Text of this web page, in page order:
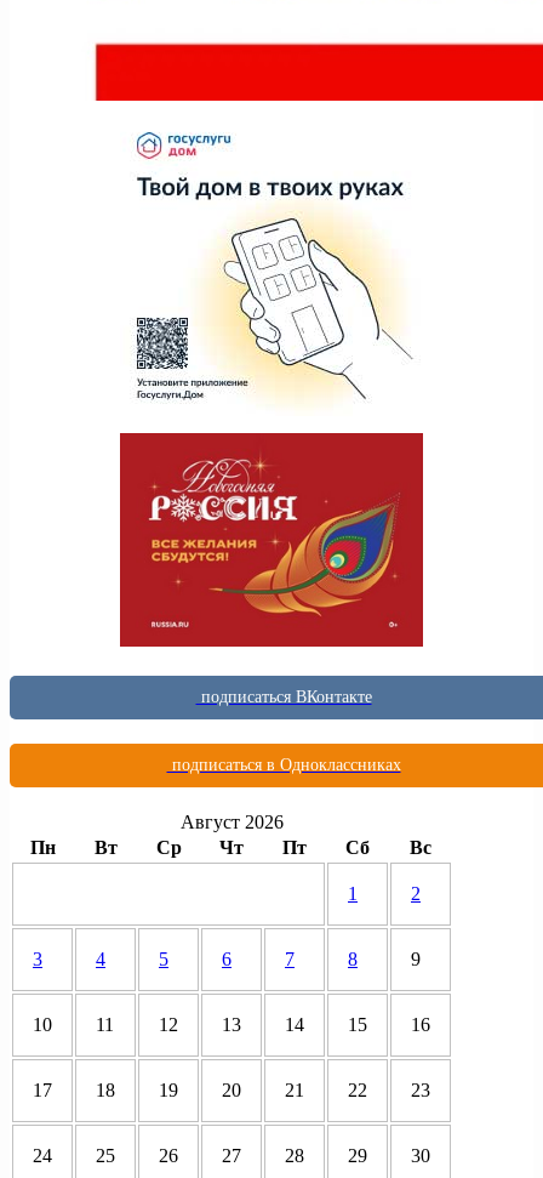
подписаться ВКонтакте
подписаться в Одноклассниках
Август 2026
Пн
Вт Ср Чт Пт Сб Вс
1 2
3 4 5 6 7 8 9
10 11 12 13 14 15 16
17 18 19 20 21 22 23
24 25 26 27 28 29 30